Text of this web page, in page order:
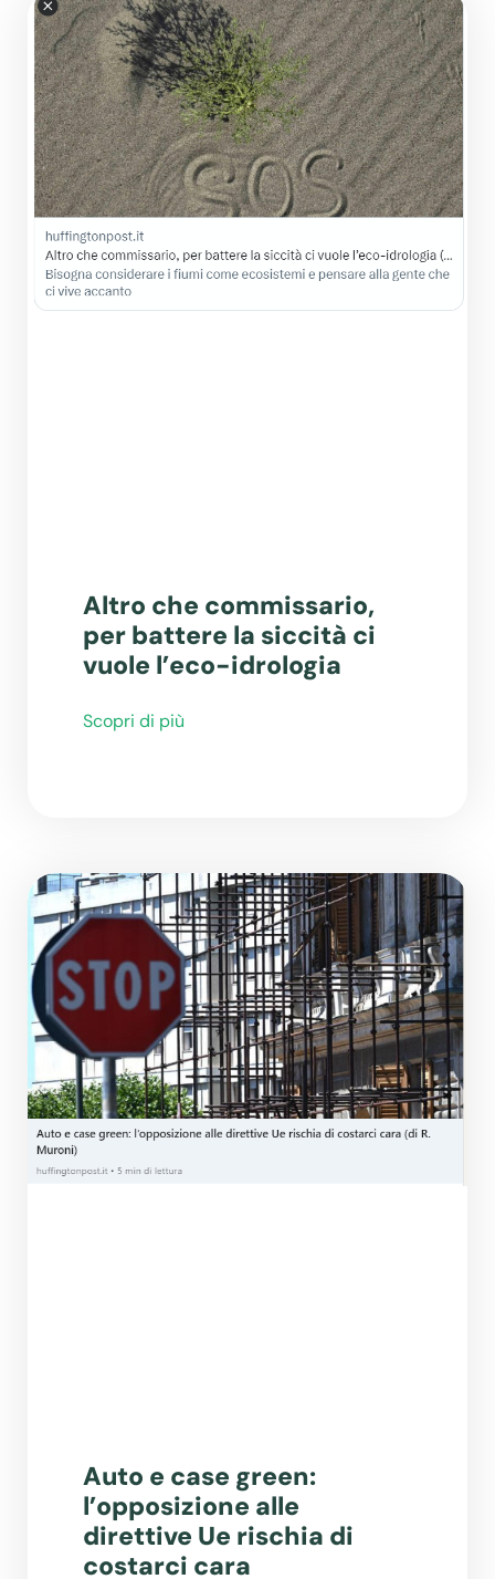
Altro che commissario,
per battere la siccità ci
vuole l’eco-idrologia
Scopri di più
Auto e case green:
l’opposizione alle
direttive Ue rischia di
costarci cara